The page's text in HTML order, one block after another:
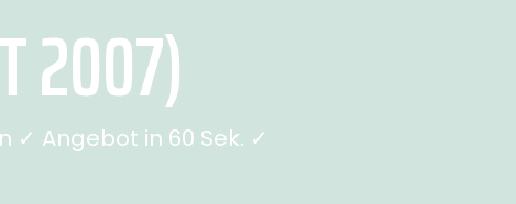
2007)
✓ Angebot in 60 Sek. ✓